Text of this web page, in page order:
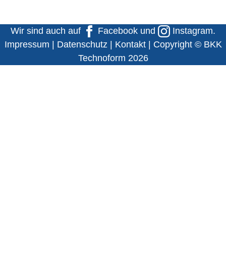
Wir sind auch auf Facebook und Instagram.
Impressum
Datenschutz| Kontakt| Copyright © BKK
Technoform 2026